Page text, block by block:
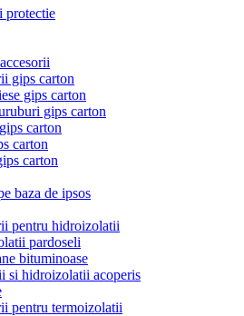
protectie
gips carton
gips carton
gips carton
carton
carton
carton
baza de ipsos
pentru hidroizolatii
pardoseli
bituminoase
si hidroizolatii acoperis
pentru termoizolatii